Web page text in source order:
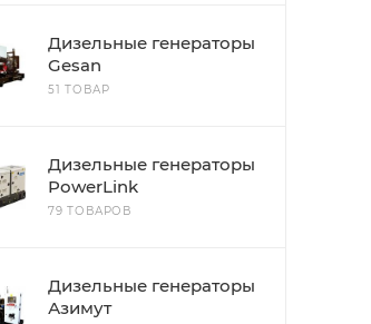
Дизельные генераторы
Gesan
51 ТОВАР
Дизельные генераторы
PowerLink
79 ТОВАРОВ
Дизельные генераторы
Азимут